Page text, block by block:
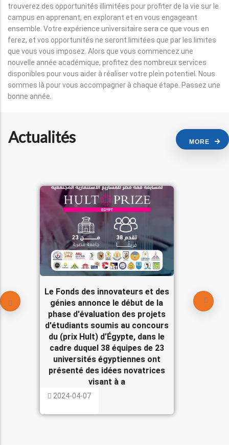
trouverez des opportunités illimitées pour profiter de la vie sur le
campus en apprenant, en explorant et en vous engageant
ensemble. Votre expérience universitaire sera ce que vous en
ferez, et vos opportunités ne seront limitées que par les limites
que vous vous imposez. Alors que vous commencez une
nouvelle année académique, profitez des nombreux services
disponibles pour vous aider à réaliser votre plein potentiel. Nous
sommes là pour vous accompagner à chaque étape. Passez une
bonne année.
Actualités MORE
Le Fonds des innovateurs et des
génies annonce le début de la
phase d'évaluation des projets
d'étudiants soumis au concours
du (prix Hult) d’Égypte, dans le
cadre duquel 38 équipes de 23
universités égyptiennes ont
présenté des idées novatrices
visant à a
2024-04-07